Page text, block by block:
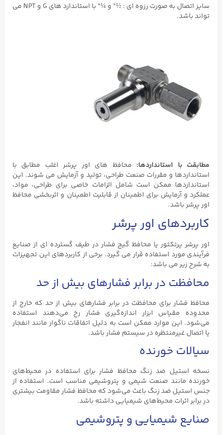
سایز اتصال به صورت رزوه ای : ½” و ¼” با استاندارد های G و NPT می
تواند باشد.
مطابقت با استانداردها: محافظ های اور پرشر اغلب مطابق با
استانداردها و مقررات صنعت طراحی، تولید و آزمایش می شوند. این
استانداردها ممکن است شامل الزامات خاصی برای طراحی، مواد،
عملکرد و آزمایش برای اطمینان از قابلیت اطمینان و اثربخشی محافظ
اور پرشر باشد.
کاربردهای اور پرشر
اور پرشر پرتکتور یا محافظ گیج فشار در طیف گسترده ای از صنایع
فرآیندی مورد استفاده قرار می گیرد. برخی از کاربردهای این تجهیزات
به شرح زیر می باشد:
محافظت در برابر فشارهای بیش از حد
محافظ فشار برای محافظت در برابر فشارهای بیش از حد که خارج از
محدوده مقیاس ابزار اندازه‌گیری فشار رخ می‌دهند استفاده
می‌شود. این موارد ممکن است به دلیل اتفاقات ناگوار مانند انفجار
یا اتصال غیرمنتظره در سیستم فشار باشد.
سیالات خورنده
نسخه استیل ضد زنگ محافظ فشار برای استفاده در محیط‌های
خورنده مانند صنعت شیمی و پتروشیمی مناسب است. استفاده از
جنس استیل ضد زنگ باعث می‌شود که محافظ فشار مقاومت بیشتری
در برابر اثرات محیط‌های شیمیایی داشته باشد.
صنایع شیمیایی و پتروشیمی